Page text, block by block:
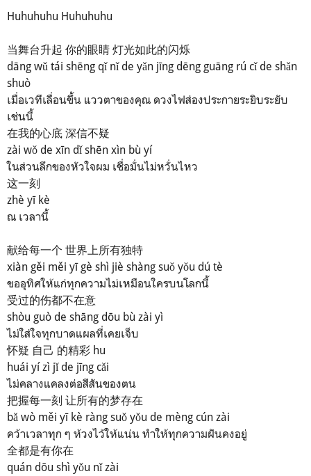
Huhuhuhu Huhuhuhu
当舞台升起 你的眼睛 灯光如此的闪烁
dāng wǔ tái shēng qǐ nǐ de yǎn jīng dēng guāng rú cǐ de shǎn
shuò
เมื่อเวทีเลื่อนขึ้น แววตาของคุณ ดวงไฟส่องประกายระยิบระยับ
เช่นนี้
在我的心底 深信不疑
zài wǒ de xīn dǐ shēn xìn bù yí
ในส่วนลึกของหัวใจผม เชื่อมั่นไม่หวั่นไหว
这一刻
zhè yī kè
ณ เวลานี้
献给每一个 世界上所有独特
xiàn gěi měi yī gè shì jiè shàng suǒ yǒu dú tè
ขออุทิศให้แก่ทุกความไม่เหมือนใครบนโลกนี้
受过的伤都不在意
shòu guò de shāng dōu bù zài yì
ไม่ใส่ใจทุกบาดแผลที่เคยเจ็บ
怀疑 自己 的精彩 hu
huái yí zì jǐ de jīng cǎi
ไม่คลางแคลงต่อสีสันของตน
把握每一刻 让所有的梦存在
bǎ wò měi yī kè ràng suǒ yǒu de mèng cún zài
คว้าเวลาทุก ๆ ห้วงไว้ให้แน่น ทำให้ทุกความฝันคงอยู่
全都是有你在
quán dōu shì yǒu nǐ zài